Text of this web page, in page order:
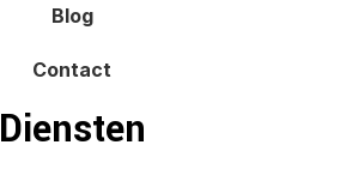
Blog
Contact
Diensten